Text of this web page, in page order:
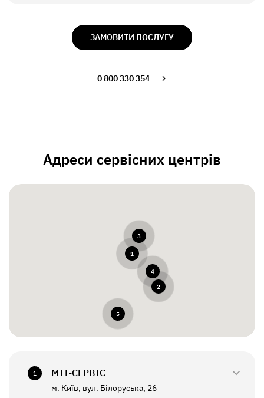
ЗАМОВИТИ ПОСЛУГУ
0 800 330 354
Адреси сервісних центрів
1
2
3
4
5
1 МТI-СЕРВІС
м. Київ, вул. Білоруська, 26